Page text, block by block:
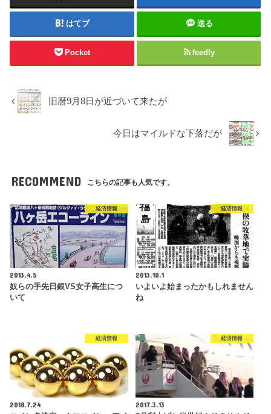
はてブ 送る
Pocket feedly
旧暦9月8日が近づいて来たが
今日はマイルドな下落だが
RECOMMEND こちらの記事も人気です。
経済情報
2013.4.5
奴らの手先日銀VS女子高生につ
いて
経済情報
2013.10.1
いよいよ始まったかもしれません
ね
経済情報
2018.7.24
経済情報
2017.3.13